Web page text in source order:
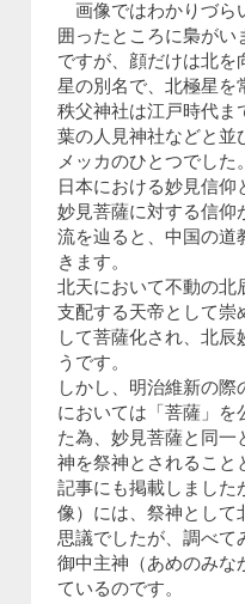
画像ではわかりづら
囲ったところに梟がい
ですが、顔だけは北
星の別名で、北極星を
秩父神社は江戸時代ま
葉の人見神社などと並
メッカのひとつでした。
日本における妙見信
妙見菩薩に対する信仰
流を辿ると、中国の道
きます。
北天において不動の北
支配する天帝として崇
して菩薩化され、北辰
うです。
しかし、明治維新の
においては「菩薩」を
た為、妙見菩薩と同
神を祭神とされるこ
記事にも掲載しました
像）には、祭神として
思議でしたが、調べて
御中主神（あめのみな
ているのです。